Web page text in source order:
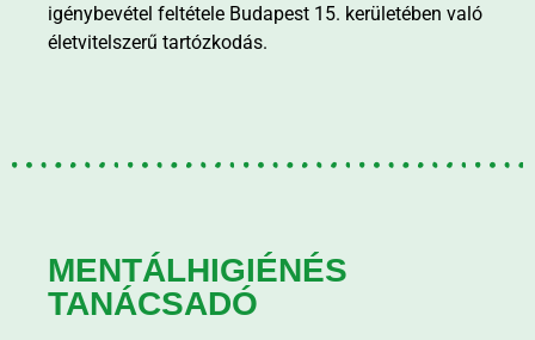
igénybevétel feltétele Budapest 15. kerületében való
életvitelszerű tartózkodás.
MENTÁLHIGIÉNÉS
TANÁCSADÓ